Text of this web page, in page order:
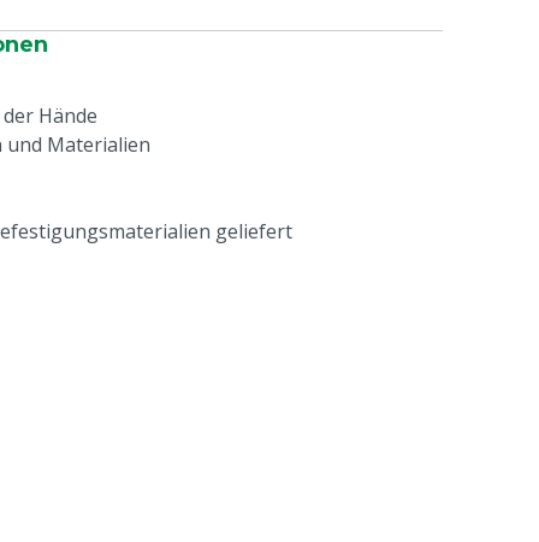
Hände
und Materialien
geliefert